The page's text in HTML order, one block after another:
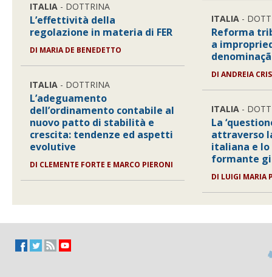
ITALIA - DOTTRINA
L’effettività della
regolazione in materia di FER
DI MARIA DE BENEDETTO
ITALIA - DOTTRINA
L’adeguamento
dell’ordinamento contabile al
nuovo patto di stabilità e
crescita: tendenze ed aspetti
evolutive
DI CLEMENTE FORTE E MARCO PIERONI
ITALIA -
Reforma
a
DIANDREIA
ITALIA -
La
attraverso
italiana e lo
formante
DI LUIGI MARIA